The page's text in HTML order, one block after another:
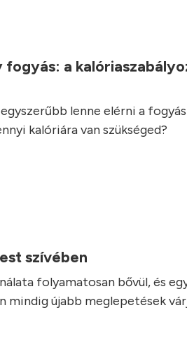
a
lenne elérni a
kalóriára van szükséged?
szívében
folyamatosan bővül, és
mindig újabb meglepetések